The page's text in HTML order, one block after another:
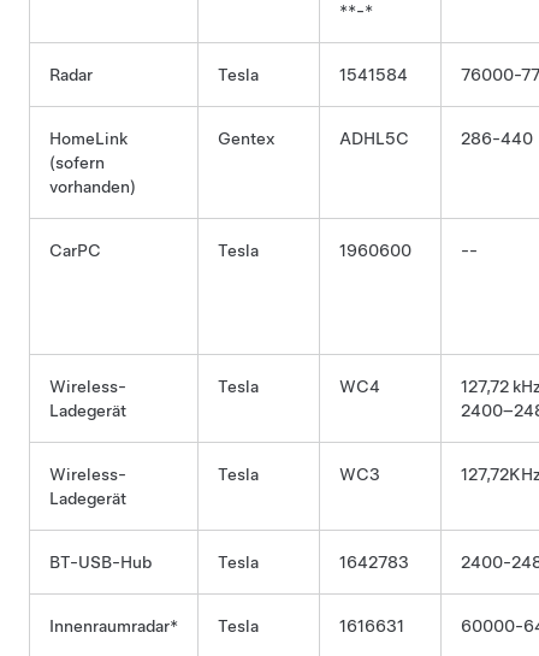
**-*
Radar Tesla 1541584 76000-
HomeLink
(sofern
vorhanden)
Gentex ADHL5C 286-440
CarPC Tesla 1960600 --
Wireless-
Ladegerät
Tesla WC4
127,72
Wireless-
Ladegerät
Tesla WC3
BT-USB-Hub Tesla 1642783 2400-
Innenraumradar* Tesla 1616631 60000-